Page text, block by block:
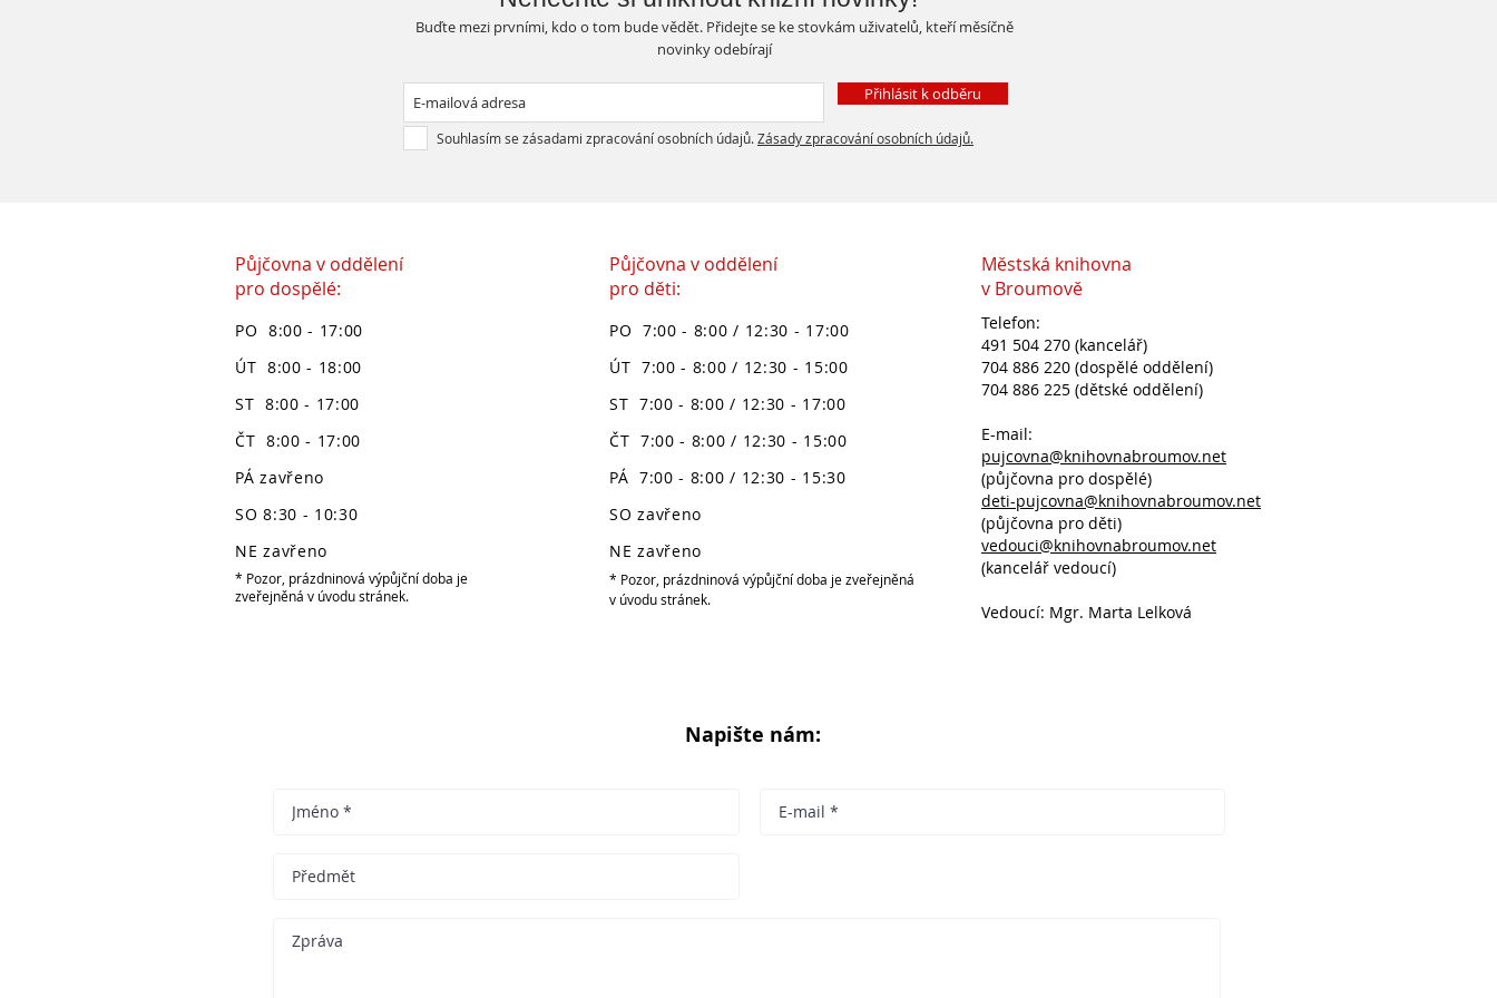
Půjčovna v oddělení
pro dospělé:
PO 8:00 - 17:00
ÚT 8:00 - 18:00
ST 8:00 - 17:00
ČT 8:00 - 17:00
PÁ zavřeno
SO 8:30 - 10:30
NE zavřeno
* Pozor, prázdninová výpůjční doba je
zveřejněná v úvodu stránek.
Půjčovna v oddělení
pro děti:
PO 7:00 - 8:00 / 12:30 - 17:00
ÚT 7:00 - 8:00 / 12:30 - 15:00
ST 7:00 - 8:00 / 12:30 - 17:00
ČT 7:00 - 8:00 / 12:30 - 15:00
PÁ 7:00 - 8:00 / 12:30 - 15:30
SO zavřeno
NE zavřeno
* Pozor, prázdninová výpůjční doba je zveřejněná
v úvodu stránek.
Městská knihovna
v Broumově
Telefon:
491 504 270 (kancelář)
704 886 220 (dospělé oddělení)
704 886 225 (dětské oddělení)
E-mail:
pujcovna@knihovnabroumov.net
(půjčovna pro dospělé)
deti-pujcovna@knihovnabroumov.net
(půjčovna pro děti)
vedouci@knihovnabroumov.net
(kancelář vedoucí)
Vedoucí: Mgr. Marta Lelková
Napište nám:
Buďte mezi prvními, kdo o tom bude vědět. Přidejte se ke stovkám uživatelů, kteří měsíčně
novinky odebírají
Přihlásit k odběru
Souhlasím se zásadami zpracování osobních údajů.Zásady zpracování osobních údajů.